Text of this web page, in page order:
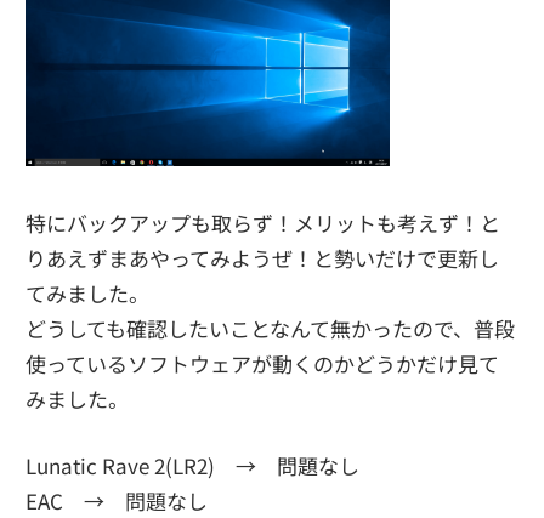
特にバックアップも取らず！メリットも考えず！と
りあえずまあやってみようぜ！と勢いだけで更新し
てみました。
どうしても確認したいことなんて無かったので、普段
使っているソフトウェアが動くのかどうかだけ見て
みました。
Lunatic Rave 2(LR2) → 問題なし
EAC → 問題なし